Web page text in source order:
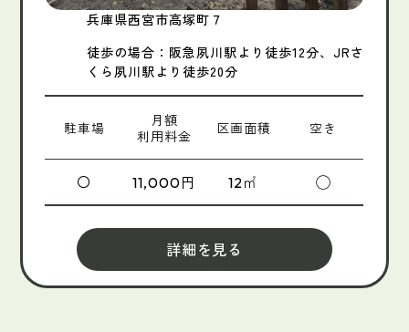
兵庫県西宮市高塚町７
徒歩の場合：阪急夙川駅より徒歩12分、JRさ
くら夙川駅より徒歩20分
駐車場
月額
利用料金
区画面積 空き
〇 11,000円 12㎡ ◯
詳細を見る